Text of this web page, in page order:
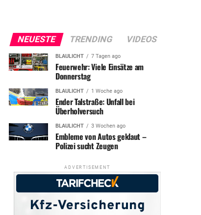
NEUESTE TRENDING VIDEOS
BLAULICHT 7 Tagen ago
Feuerwehr: Viele Einsätze am
Donnerstag
BLAULICHT 1 Woche ago
Ender Talstraße: Unfall bei
Überholversuch
BLAULICHT 3 Wochen ago
Embleme von Autos geklaut –
Polizei sucht Zeugen
ADVERTISEMENT